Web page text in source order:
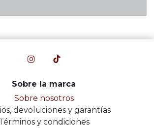
Sobre la marca
Sobre nosotros
devoluciones y garantías
y condiciones